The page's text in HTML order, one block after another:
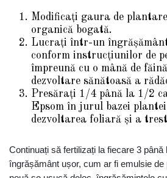
Modificați gaura de
organică bogată.
Lucrați într-un
conform instrucțiunilor de
împreună cu o mână de
dezvoltare sănătoasă a
Presărați 1/4 până la 1/2
Epsom în jurul bazei
dezvoltarea foliară și a
Continuați să fertilizați la fiecare 3
îngrășământ ușor, cum ar fi emulsie